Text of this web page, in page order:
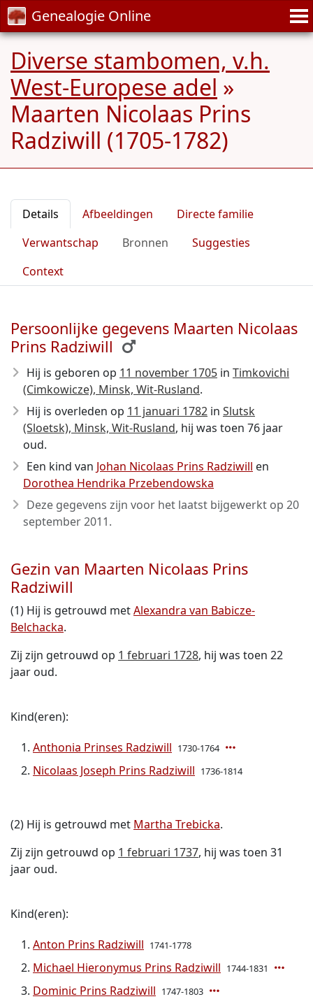
Genealogie Online
Diverse stambomen, v.h.
West-Europese adel »
Maarten Nicolaas Prins
Radziwill (1705-1782)
Details Afbeeldingen
Directe familie
Verwantschap
Bronnen
Suggesties
Context
Persoonlijke gegevens Maarten Nicolaas
Prins Radziwill
Hij is geboren op 11 november 1705 in Timkovichi
(Cimkowicze), Minsk, Wit-Rusland.
Hij is overleden op 11 januari 1782 in Slutsk
(Sloetsk), Minsk, Wit-Rusland, hij was toen 76 jaar
oud.
Een kind van Johan Nicolaas Prins Radziwill en
Dorothea Hendrika Przebendowska
Deze gegevens zijn voor het laatst bijgewerkt op 20
september 2011.
Gezin van Maarten Nicolaas Prins
Radziwill
(1) Hij is getrouwd metAlexandra van Babicze-
Belchacka.
Zij zijn getrouwd op 1 februari 1728, hij was toen 22
jaar oud.
Kind(eren):
Anthonia Prinses Radziwill 1730-1764
Nicolaas Joseph Prins Radziwill 1736-1814
(2) Hij is getrouwd met Martha Trebicka.
Zij zijn getrouwd op 1 februari 1737, hij was toen 31
jaar oud.
Kind(eren):
Anton Prins Radziwill 1741-1778
Michael Hieronymus Prins Radziwill 1744-1831
Dominic Prins Radziwill 1747-1803